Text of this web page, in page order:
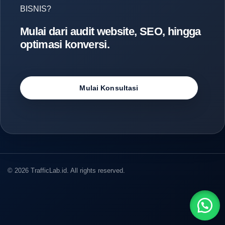
BISNIS?
Mulai dari audit website, SEO, hingga
optimasi konversi.
Mulai Konsultasi
© 2026 TrafficLab.id. All rights reserved.